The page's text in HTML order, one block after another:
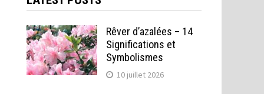
Rêver d’azalées – 14
Significations et
Symbolismes
10 juillet 2026